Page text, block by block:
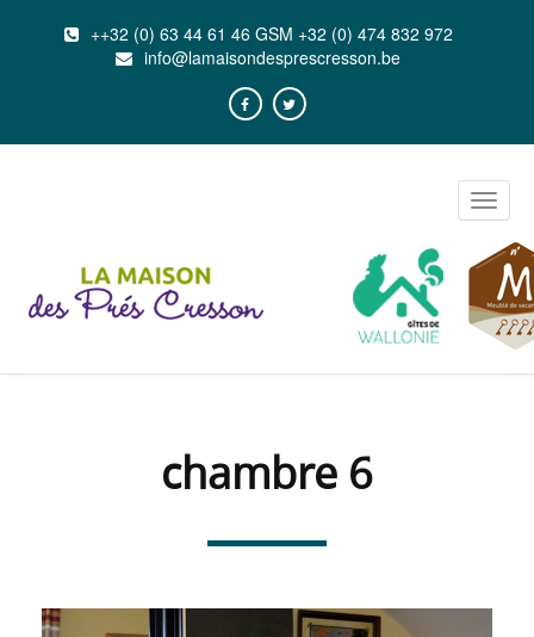
++32 (0) 63 44 61 46 GSM +32 (0) 474 832 972
info@lamaisondesprescresson.be
Toggle
chambre 6